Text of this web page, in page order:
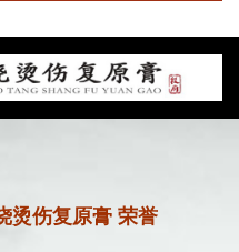
烫伤复原膏 荣誉